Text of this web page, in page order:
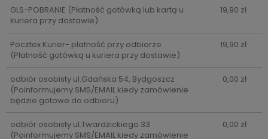
GLS-POBRANIE (Płatność gotówką lub kartą u
kuriera przy dostawie)
19,90 zł
Pocztex Kurier- płatność przy odbiorze
(Płatność gotówką u kuriera przy dostawie)
19,90 zł
odbiór osobisty ul.Gdańska 54, Bydgoszcz
(Poinformujemy SMS/EMAIL kiedy zamówienie
będzie gotowe do odbioru)
0,00 zł
odbiór osobisty ul.Twardzickiego 33
(Poinformujemy SMS/EMAIL kiedy zamówienie
0,00 zł